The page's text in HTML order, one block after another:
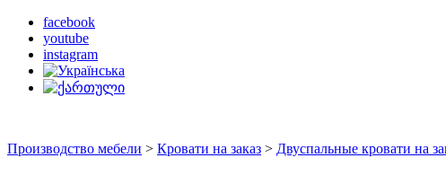
facebook
youtube
instagram
Производство мебели > Кровати на заказ > Двуспальные кровати на